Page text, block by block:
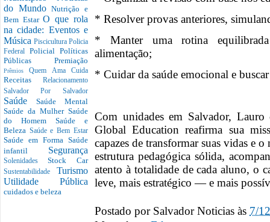
do MundoNutrição e
Bem EstarO que rola
na cidade: Eventos e
Música Piscicultura Policia
Federal Policial Políticas
Públicas Premiação
PrêmiosQuem Ama Cuida
Receitas Relacionamento
Salvador Por Salvador
Saúde Saúde Mental
Saúde da Mulher Saúde
do Homem Saúde e
Beleza Saúde e Bem Estar
Saúde em Forma Saúde
infantil Segurança
SolenidadesStock Car
Sustentabilidade Turismo
Utilidade Pública
cuidados e beleza
* Resolver provas anteriores,
* Manter uma rotina
alimentação;
* Cuidar da saúde emocional e
Com unidades em Salvador,
Global Education reafirma sua
capazes de transformar suas vidas e
estrutura pedagógica sólida,
atento à totalidade de cada aluno, o
leve, mais estratégico — e mais
Postado por Salvador Noticias às 7/